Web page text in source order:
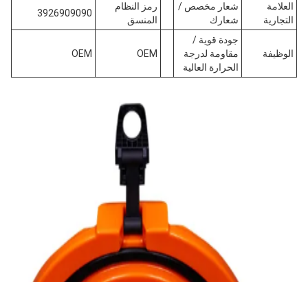
العلامة
التجارية
شعار مخصص /
شعارك
رمز النظام
المنسق
3926909090
الوظيفة
جودة قوية /
مقاومة لدرجة
الحرارة العالية
OEM
OEM